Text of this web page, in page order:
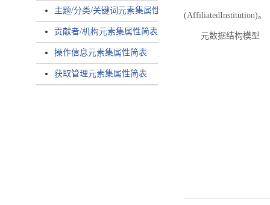
主题/分类/关键词元素集属性简表
贡献者/机构元素集属性简表
操作信息元素集属性简表
获取管理元素集属性简表
(AffiliatedInstitution)。
元数据结构模型